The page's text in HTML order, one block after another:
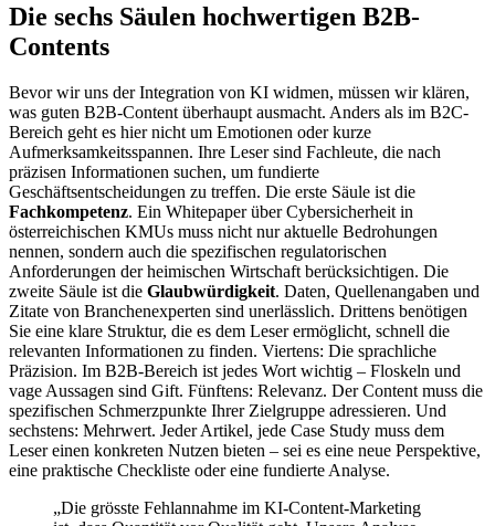
Die sechs Säulen hochwertigen B2B-
Contents
Bevor wir uns der Integration von KI widmen, müssen wir klären,
was guten B2B-Content überhaupt ausmacht. Anders als im B2C-
Bereich geht es hier nicht um Emotionen oder kurze
Aufmerksamkeitsspannen. Ihre Leser sind Fachleute, die nach
präzisen Informationen suchen, um fundierte
Geschäftsentscheidungen zu treffen. Die erste Säule ist die
Fachkompetenz. Ein Whitepaper über Cybersicherheit in
österreichischen KMUs muss nicht nur aktuelle Bedrohungen
nennen, sondern auch die spezifischen regulatorischen
Anforderungen der heimischen Wirtschaft berücksichtigen. Die
zweite Säule ist die Glaubwürdigkeit. Daten, Quellenangaben und
Zitate von Branchenexperten sind unerlässlich. Drittens benötigen
Sie eine klare Struktur, die es dem Leser ermöglicht, schnell die
relevanten Informationen zu finden. Viertens: Die sprachliche
Präzision. Im B2B-Bereich ist jedes Wort wichtig – Floskeln und
vage Aussagen sind Gift. Fünftens: Relevanz. Der Content muss die
spezifischen Schmerzpunkte Ihrer Zielgruppe adressieren. Und
sechstens: Mehrwert. Jeder Artikel, jede Case Study muss dem
Leser einen konkreten Nutzen bieten – sei es eine neue Perspektive,
eine praktische Checkliste oder eine fundierte Analyse.
„Die grösste Fehlannahme im KI-Content-Marketing